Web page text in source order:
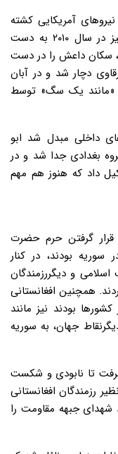
آمریکایی کشته
شد ابو عمر البغدادی به دست گرفت. او نیز در سال ۲۰۱۰ به دست
سکان داعش را در دست
دچار شد و در آبان
«مانند یک سگ» توسط
داخلی مبدل شد ابو
بغدادی جدا شد و در
داد که هنوز هم مهم
گرفتن حرم حضرت
بودند، در کنار
و دیگررزمندگان
همچنین افغانستانی
بودند نیز مانند
جهان، به سوریه
شکل گرفت تا نابودی و شکست
رزمندگان افغانستانی
شهدای جبهه مقاومت را